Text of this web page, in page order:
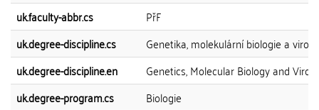
uk.faculty-abbr.cs
PřF
uk.degree-discipline.cs
Genetika, molekulární biologie a
uk.degree-discipline.en
Genetics, Molecular Biology and
uk.degree-program.cs
Biologie